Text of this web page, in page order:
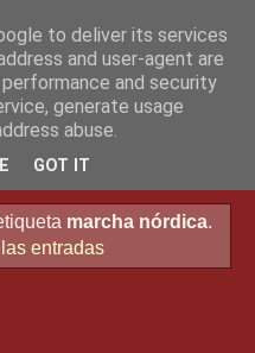
marcha nórdica.
entradas
to deliver its services
and user-agent are
and security
generate usage
abuse.
GOT IT